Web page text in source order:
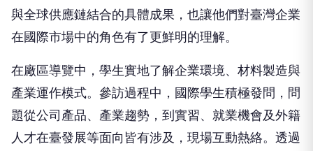
與全球供應鏈結合的具體成果，也讓他們對臺灣企業
在國際市場中的角色有了更鮮明的理解。
在廠區導覽中，學生實地了解企業環境、材料製造與
產業運作模式。參訪過程中，國際學生積極發問，問
題從公司產品、產業趨勢，到實習、就業機會及外籍
人才在臺發展等面向皆有涉及，現場互動熱絡。透過